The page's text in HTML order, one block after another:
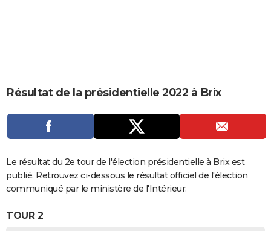
CARTE DE VOEUX
DICTIONNAIRE
Dictionnaire
Biographies
Expressions
Proverbes
PROGRAMME TV
COPAINS D'AVANT
Se connecter
Collèges
Universités
Entreprises
Service militaire
Avis de recherche
AVIS DE DÉCÈS
FORUM
Résultat de la présidentielle 2022 à Brix
Le résultat du 2e tour de l'élection présidentielle à Brix est
publié. Retrouvez ci-dessous le résultat officiel de l'élection
communiqué par le ministère de l'Intérieur.
TOUR 2